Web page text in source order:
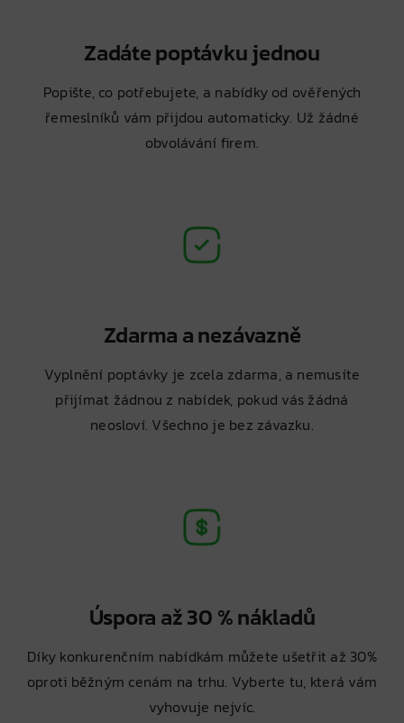
Zadáte poptávku jednou
Popište, co potřebujete, a nabídky od ověřených
řemeslníků vám přijdou automaticky. Už žádné
obvolávání firem.
Zdarma a nezávazně
Vyplnění poptávky je zcela zdarma, a nemusíte
přijímat žádnou z nabídek, pokud vás žádná
neosloví. Všechno je bez závazku.
Úspora až 30 % nákladů
Díky konkurenčním nabídkám můžete ušetřit až 30%
oproti běžným cenám na trhu. Vyberte tu, která vám
vyhovuje nejvíc.